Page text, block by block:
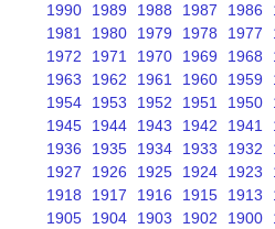
1990
1989 1988 1987 1986
1981
1980 1979 1978 1977
1972
1971 1970 1969 1968
1963
1962 1961 1960 1959
1954
1953 1952 1951 1950
1945
1944 1943 1942 1941
1936
1935 1934 1933 1932
1927
1926 1925 1924 1923
1918
1917 1916 1915 1913
1905
1904 1903 1902 1900